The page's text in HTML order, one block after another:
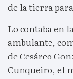
de la tierra
Lo contaba en
ambulante,
de Cesáreo
Cunqueiro, el